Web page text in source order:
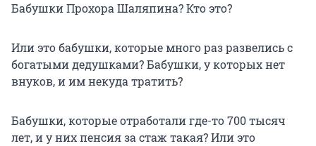
Бабушки Прохора Шаляпина? Кто это?
Или это бабушки, которые много раз развелись с
богатыми дедушками? Бабушки, у которых нет
внуков, и им некуда тратить?
Бабушки, которые отработали где-то 700 тысяч
лет, и у них пенсия за стаж такая? Или это